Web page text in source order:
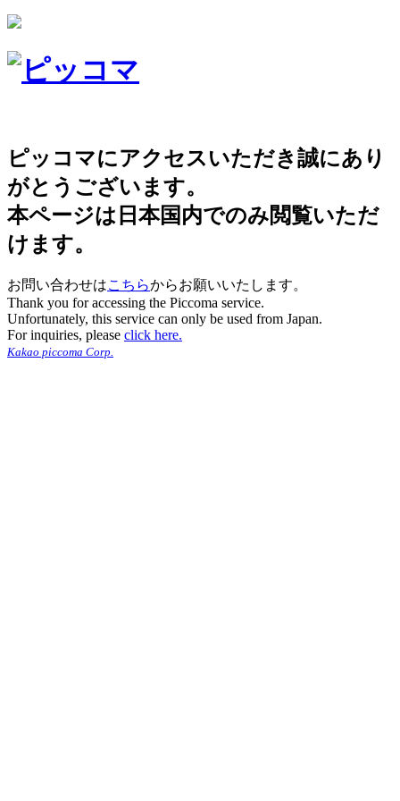
ピッコマにアクセスいただき誠にあり
がとうございます。
本ページは日本国内でのみ閲覧いただ
けます。
お問い合わせはこちらからお願いいたします。
Thank you for accessing the Piccoma service.
Unfortunately, this service can only be used from Japan.
For inquiries, please click here.
Kakao piccoma Corp.